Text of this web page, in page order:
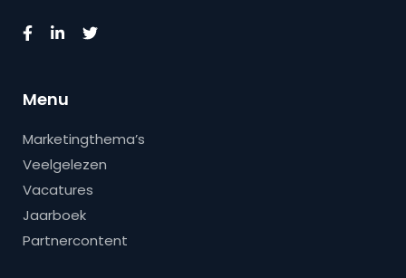
Menu
Marketingthema’s
Veelgelezen
Vacatures
Jaarboek
Partnercontent